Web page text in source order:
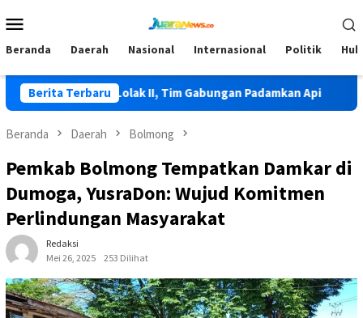
ke
Mobile
Beranda Daerah Nasional Internasional Politik
Berita Terbaru
di Lolak II, Tim Gabungan Padamkan Api HKG
Beranda Daerah Bolmong
Pemkab Bolmong Tempatkan Damkar di
Dumoga, YusraDon: Wujud Komitmen
Perlindungan Masyarakat
Redaksi
Mei 26, 2025
253 Dilihat